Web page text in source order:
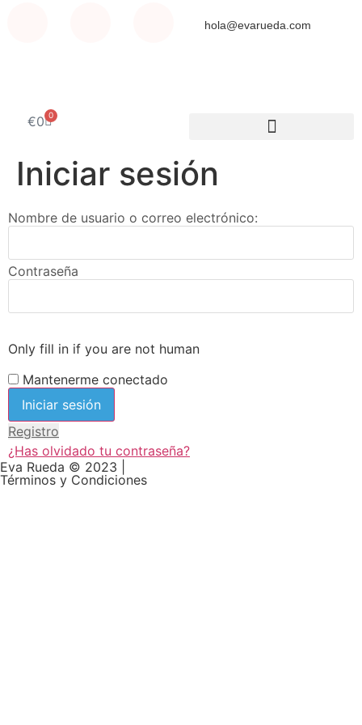
hola@evarueda.com
€0 0
Iniciar sesión
Nombre de usuario o correo electrónico:
Contraseña
Only fill in if you are not human
Mantenerme conectado
Registro
¿Has olvidado tu contraseña?
Eva Rueda © 2023 |
Términos y Condiciones